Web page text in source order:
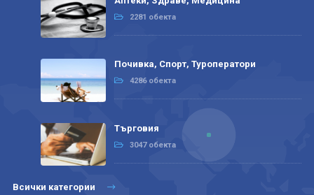
2281 обекта
Почивка, Спорт, Туроператори
4286 обекта
Търговия
3047 обекта
Всички категории